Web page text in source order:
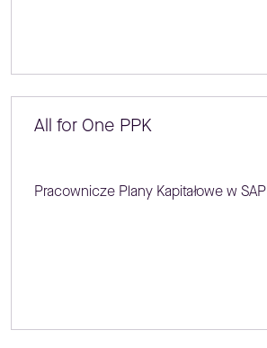
All for One PPK
Pracownicze Plany Kapitałowe w SAP